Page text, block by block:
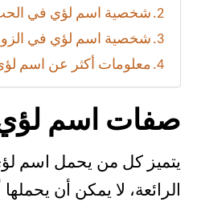
شخصية اسم لؤي في
شخصية اسم لؤي في
معلومات أكثر عن اسم
صفات اسم
يتميز كل من يحمل اسم
الرائعة، لا يمكن أن